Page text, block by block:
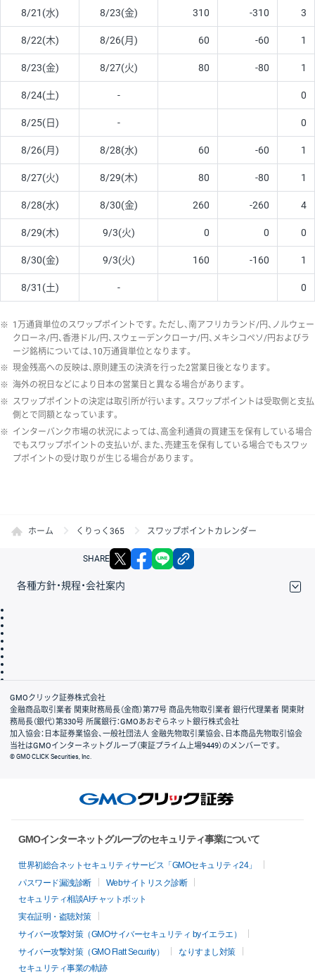
8/21(水) 8/23(金) 310 -310 3
8/22(木) 8/26(月) 60 -60 1
8/23(金) 8/27(火) 80 -80 1
8/24(土) - 0
8/25(日) - 0
8/26(月) 8/28(水) 60 -60 1
8/27(火) 8/29(木) 80 -80 1
8/28(水) 8/30(金) 260 -260 4
8/29(木) 9/3(火) 0 0 0
8/30(金) 9/3(火) 160 -160 1
8/31(土) - 0
※ 1万通貨単位のスワップポイントです。ただし、南アフリカランド/円、ノルウェー
クローネ/円、香港ドル/円、スウェーデンクローナ/円、メキシコペソ/円およびラ
ージ銘柄については、10万通貨単位となります。
※ 現金残高への反映は、原則建玉の決済を行った2営業日後となります。
※ 海外の祝日などにより日本の営業日と異なる場合があります。
※ スワップポイントの決定は取引所が行います。スワップポイントは受取側と支払
側とで同額となっています。
※ インターバンク市場の状況によっては、高金利通貨の買建玉を保有している場合
でもスワップポイントの支払いが、また、売建玉を保有している場合でもスワッ
プポイントの受け取りが生じる場合があります。
ホーム くりっく365 スワップポイントカレンダー
SHARE X facebook
各種方針・規程・会社案内
会社案内
GMOクリック証券株式会社
金融商品取引業者 関東財務局長（金商）第77号 商品先物取引業者 銀行代理業者 関東財
務局長（銀代）第330号 所属銀行：GMOあおぞらネット銀行株式会社
加入協会：日本証券業協会、一般社団法人 金融先物取引業協会、日本商品先物取引協会
当社はGMOインターネットグループ（東証プライム上場9449）のメンバーです。
© GMO CLICK Securities, Inc.
GMOインターネットグループのセキュリティ事業について
世界初総合ネットセキュリティサービス「GMOセキュリティ24」
パスワード漏洩診断
Webサイトリスク診断
セキュリティ相談AIチャットボット
実在証明・盗聴対策
サイバー攻撃対策（GMOサイバーセキュリティ byイエラエ）
サイバー攻撃対策（GMO Flatt Security）
なりすまし対策
セキュリティ事業の軌跡